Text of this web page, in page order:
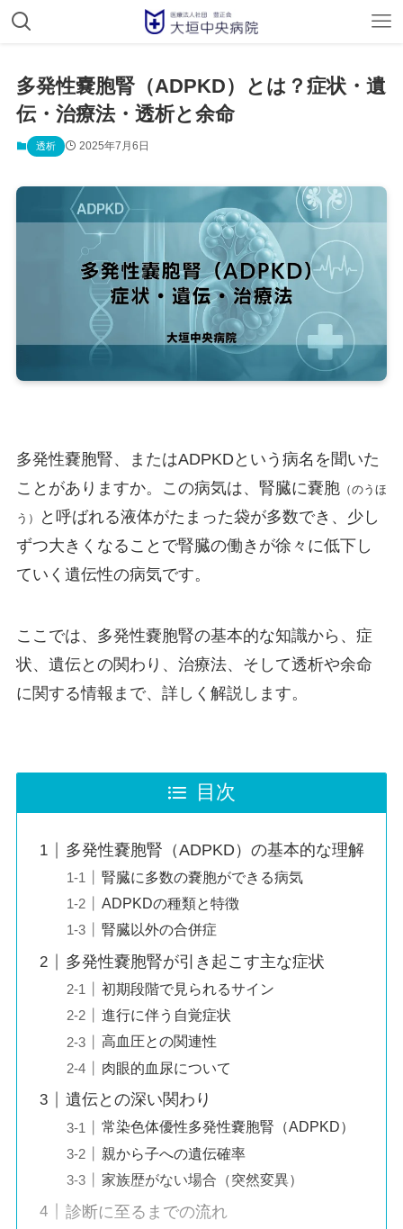
多発性嚢胞腎（ADPKD）とは？症状・遺
伝・治療法・透析と余命
透析 2025年7月6日
多発性嚢胞腎、またはADPKDという病名を聞いた
ことがありますか。この病気は、腎臓に嚢胞（のうほ
う）
と呼ばれる液体がたまった袋が多数でき、少し
ずつ大きくなることで腎臓の働きが徐々に低下し
ていく遺伝性の病気です。
ここでは、多発性嚢胞腎の基本的な知識から、症
状、遺伝との関わり、治療法、そして透析や余命
に関する情報まで、詳しく解説します。
目次
多発性嚢胞腎（ADPKD）の基本的な理解
腎臓に多数の嚢胞ができる病気
ADPKDの種類と特徴
腎臓以外の合併症
多発性嚢胞腎が引き起こす主な症状
初期段階で見られるサイン
進行に伴う自覚症状
高血圧との関連性
肉眼的血尿について
遺伝との深い関わり
常染色体優性多発性嚢胞腎（ADPKD）
親から子への遺伝確率
家族歴がない場合（突然変異）
診断に至るまでの流れ